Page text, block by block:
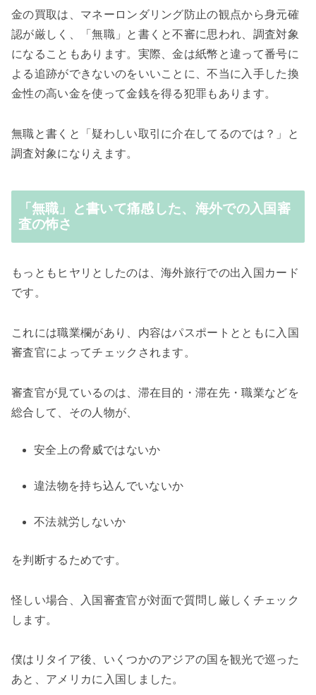
金の買取は、マネーロンダリング防止の観点から身元確
認が厳しく、「無職」と書くと不審に思われ、調査対象
になることもあります。実際、金は紙幣と違って番号に
よる追跡ができないのをいいことに、不当に入手した換
金性の高い金を使って金銭を得る犯罪もあります。
無職と書くと「疑わしい取引に介在してるのでは？」と
調査対象になりえます。
「無職」と書いて痛感した、海外での入国審
査の怖さ
もっともヒヤリとしたのは、海外旅行での出入国カード
です。
これには職業欄があり、内容はパスポートとともに入国
審査官によってチェックされます。
審査官が見ているのは、滞在目的・滞在先・職業などを
総合して、その人物が、
安全上の脅威ではないか
違法物を持ち込んでいないか
不法就労しないか
を判断するためです。
怪しい場合、入国審査官が対面で質問し厳しくチェック
します。
僕はリタイア後、いくつかのアジアの国を観光で巡った
あと、アメリカに入国しました。